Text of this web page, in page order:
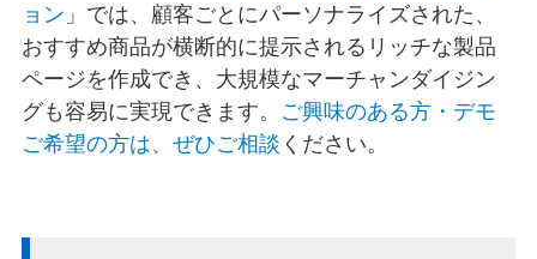
ョン 」では、顧客ごとにパーソナライズされた、
おすすめ商品が横断的に提示されるリッチな製品
ページを作成でき、大規模なマーチャンダイジン
グも容易に実現できます。 ご興味のある方・デモ
ご希望の方は、ぜひご相談 ください。